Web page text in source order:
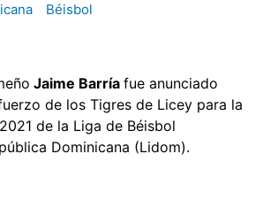
Béisbol
Jaime Barría fue anunciado
de los Tigres de Licey para la
de la Liga de Béisbol
Dominicana (Lidom).